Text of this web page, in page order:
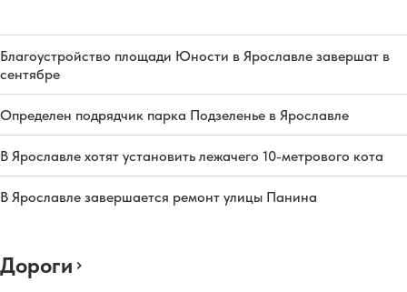
Благоустройство площади Юности в Ярославле завершат в
сентябре
Определен подрядчик парка Подзеленье в Ярославле
В Ярославле хотят установить лежачего 10-метрового кота
В Ярославле завершается ремонт улицы Панина
Дороги